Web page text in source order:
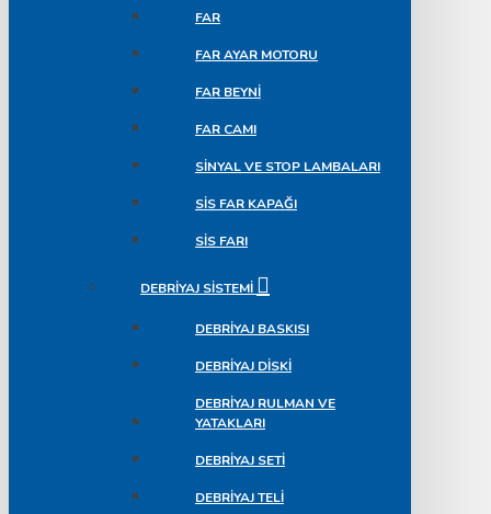
FAR
FAR AYAR MOTORU
FAR BEYNI
FAR CAMI
SINYAL VE STOP LAMBALARI
SIS FAR KAPAĞI
SIS FARI
DEBRIYAJ SISTEMI
DEBRIYAJ BASKISI
DEBRIYAJ DISKI
DEBRIYAJ RULMAN VE
YATAKLARI
DEBRIYAJ SETI
DEBRIYAJ TELI